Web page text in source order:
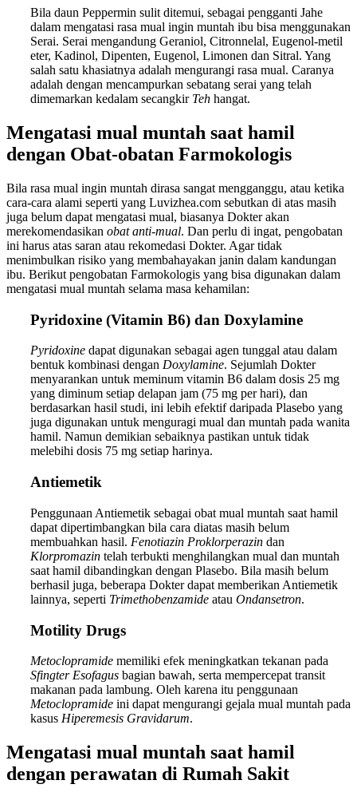
Bila daun Peppermin sulit ditemui, sebagai pengganti Jahe
dalam mengatasi rasa mual ingin muntah ibu bisa menggunakan
Serai. Serai mengandung Geraniol, Citronnelal, Eugenol-metil
eter, Kadinol, Dipenten, Eugenol, Limonen dan Sitral. Yang
salah satu khasiatnya adalah mengurangi rasa mual. Caranya
adalah dengan mencampurkan sebatang serai yang telah
dimemarkan kedalam secangkir Teh hangat.
Mengatasi mual muntah saat hamil
dengan Obat-obatan Farmokologis
Bila rasa mual ingin muntah dirasa sangat mengganggu, atau ketika
cara-cara alami seperti yang Luvizhea.com sebutkan di atas masih
juga belum dapat mengatasi mual, biasanya Dokter akan
merekomendasikan obat anti-mual. Dan perlu di ingat, pengobatan
ini harus atas saran atau rekomedasi Dokter. Agar tidak
menimbulkan risiko yang membahayakan janin dalam kandungan
ibu. Berikut pengobatan Farmokologis yang bisa digunakan dalam
mengatasi mual muntah selama masa kehamilan:
Pyridoxine (Vitamin B6) dan Doxylamine
Pyridoxine dapat digunakan sebagai agen tunggal atau dalam
bentuk kombinasi dengan Doxylamine. Sejumlah Dokter
menyarankan untuk meminum vitamin B6 dalam dosis 25 mg
yang diminum setiap delapan jam (75 mg per hari), dan
berdasarkan hasil studi, ini lebih efektif daripada Plasebo yang
juga digunakan untuk menguragi mual dan muntah pada wanita
hamil. Namun demikian sebaiknya pastikan untuk tidak
melebihi dosis 75 mg setiap harinya.
Antiemetik
Penggunaan Antiemetik sebagai obat mual muntah saat hamil
dapat dipertimbangkan bila cara diatas masih belum
membuahkan hasil. Fenotiazin Proklorperazin dan
Klorpromazin telah terbukti menghilangkan mual dan muntah
saat hamil dibandingkan dengan Plasebo. Bila masih belum
berhasil juga, beberapa Dokter dapat memberikan Antiemetik
lainnya, seperti Trimethobenzamide atau Ondansetron.
Motility Drugs
Metoclopramide memiliki efek meningkatkan tekanan pada
Sfingter Esofagus bagian bawah, serta mempercepat transit
makanan pada lambung. Oleh karena itu penggunaan
Metoclopramide ini dapat mengurangi gejala mual muntah pada
kasus Hiperemesis Gravidarum.
Mengatasi mual muntah saat hamil
dengan perawatan di Rumah Sakit